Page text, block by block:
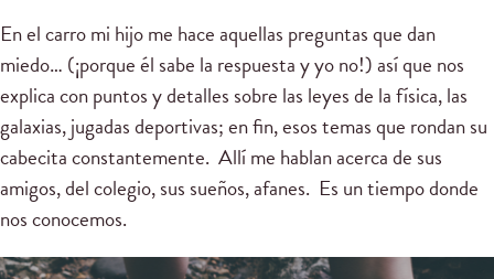
En el carro mi hijo me hace aquellas preguntas que dan
miedo… (¡porque él sabe la respuesta y yo no!) así que nos
explica con puntos y detalles sobre las leyes de la física, las
galaxias, jugadas deportivas; en fin, esos temas que rondan su
cabecita constantemente. Allí me hablan acerca de sus
amigos, del colegio, sus sueños, afanes. Es un tiempo donde
nosconocemos.